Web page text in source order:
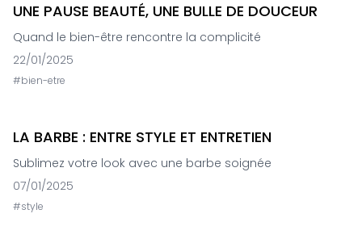
UNE PAUSE BEAUTÉ, UNE BULLE DE DOUCEUR
Quand le bien-être rencontre la complicité
22/01/2025
#bien-etre
LA BARBE : ENTRE STYLE ET ENTRETIEN
Sublimez votre look avec une barbe soignée
07/01/2025
#style